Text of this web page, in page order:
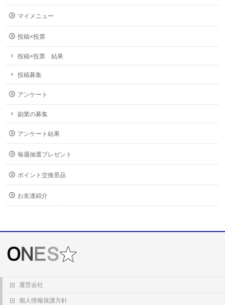
マイメニュー
投稿×投票
投稿×投票 結果
投稿募集
アンケート
副業の募集
アンケート結果
毎週抽選プレゼント
ポイント交換景品
お友達紹介
運営会社
個人情報保護方針